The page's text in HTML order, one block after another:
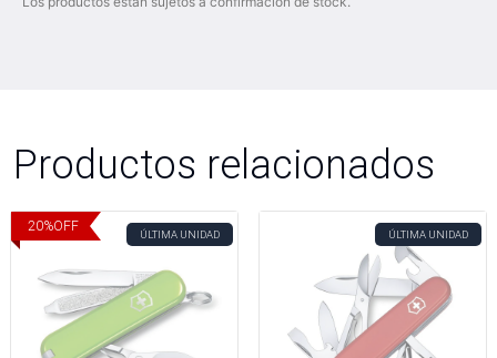
Productos relacionados
20%OFF
ÚLTIMA UNIDAD ÚLTIMA UNIDAD